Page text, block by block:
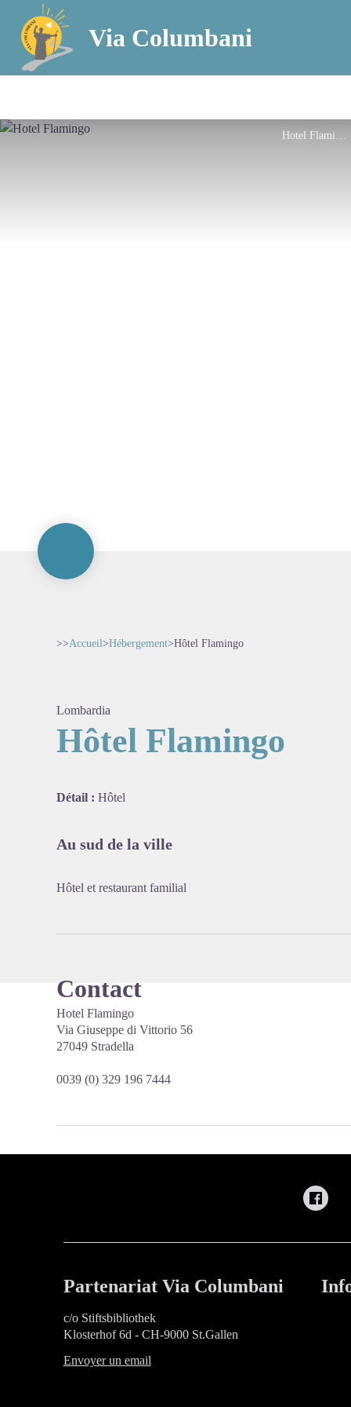
Via Columbani
Hotel Flamingo
>>Accueil>Hébergement>Hôtel Flamingo
Lombardia
Hôtel Flamingo
Détail : Hôtel
Au sud de la ville
Hôtel et restaurant familial
Contact
Hotel Flamingo
Via Giuseppe di Vittorio 56
27049 Stradella
0039 (0) 329 196 7444
Partenariat Via Columbani
c/o Stiftsbibliothek
Klosterhof 6d - CH-9000 St.Gallen
Envoyer un email